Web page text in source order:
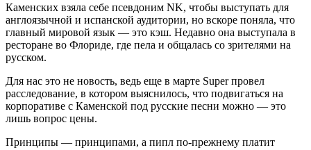
Каменских взяла себе псевдоним NK, чтобы выступать для
англоязычной и испанской аудитории, но вскоре поняла, что
главный мировой язык — это кэш. Недавно она выступала в
ресторане во Флориде, где пела и общалась со зрителями на
русском.
Для нас это не новость, ведь еще в марте Super провел
расследование, в котором выяснилось, что подвигаться на
корпоративе с Каменской под русские песни можно — это
лишь вопрос цены.
Принципы — принципами, а пипл по-прежнему платит